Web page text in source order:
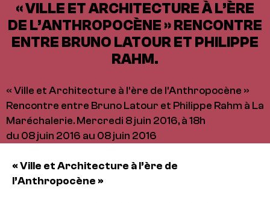
« VILLE ET ARCHITECTURE À L’ÈRE
DE L’ANTHROPOCÈNE » RENCONTRE
ENTRE BRUNO LATOUR ET PHILIPPE
RAHM.
« Ville et Architecture à l'ère de l'Anthropocène »
Rencontre entre Bruno Latour et Philippe Rahm à La
Maréchalerie. Mercredi 8 juin 2016, à 18h
du 08 juin 2016 au 08 juin 2016
« Ville et Architecture à l’ère de
l’Anthropocène »